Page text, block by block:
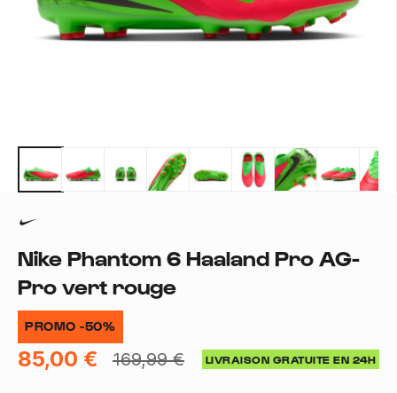
Nike Phantom 6 Haaland Pro AG-
Pro vert rouge
PROMO -50%
85,00 € 169,99 € LIVRAISON GRATUITE EN 24H